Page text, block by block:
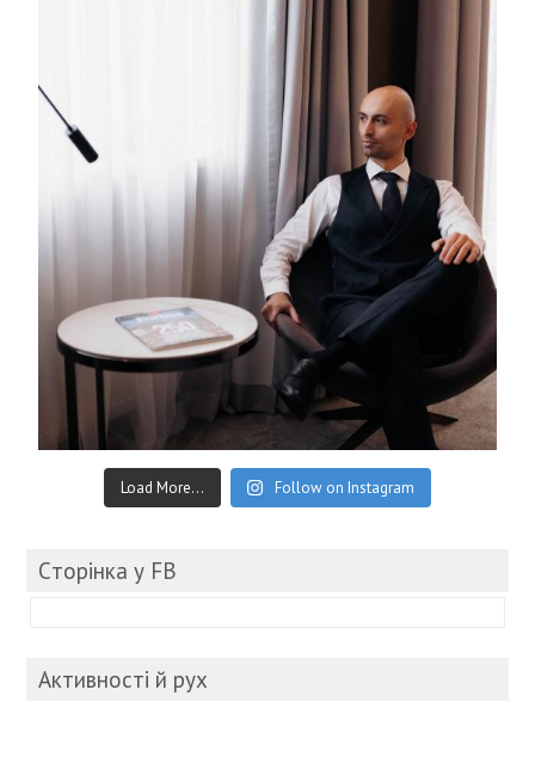
Load More... Follow on Instagram
Cторінка у FB
Активності й рух